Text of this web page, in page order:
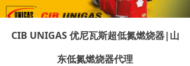
CIB UNIGAS 优尼瓦斯超低氮燃烧器|山
东低氮燃烧器代理